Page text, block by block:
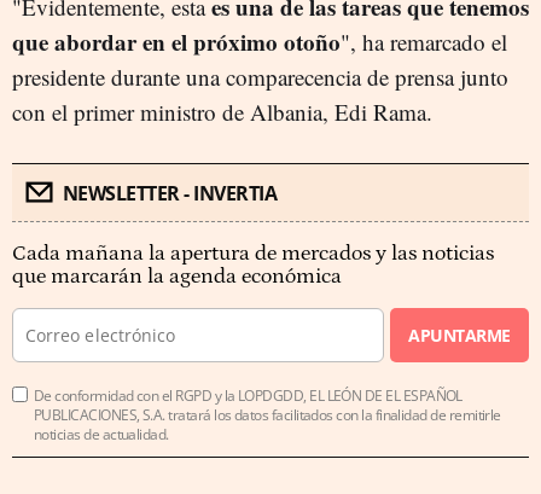
"Evidentemente, estaes una de las tareas que tenemos
que abordar en el próximo otoño", ha remarcado el
presidente durante una comparecencia de prensa junto
con el primer ministro de Albania, Edi Rama.
NEWSLETTER - INVERTIA
Cada mañana la apertura de mercados y las noticias
que marcarán la agenda económica
APUNTARME
De conformidad con el RGPD y la LOPDGDD, EL LEÓN DE EL ESPAÑOL
PUBLICACIONES, S.A. tratará los datos facilitados con la finalidad de remitirle
noticias de actualidad.